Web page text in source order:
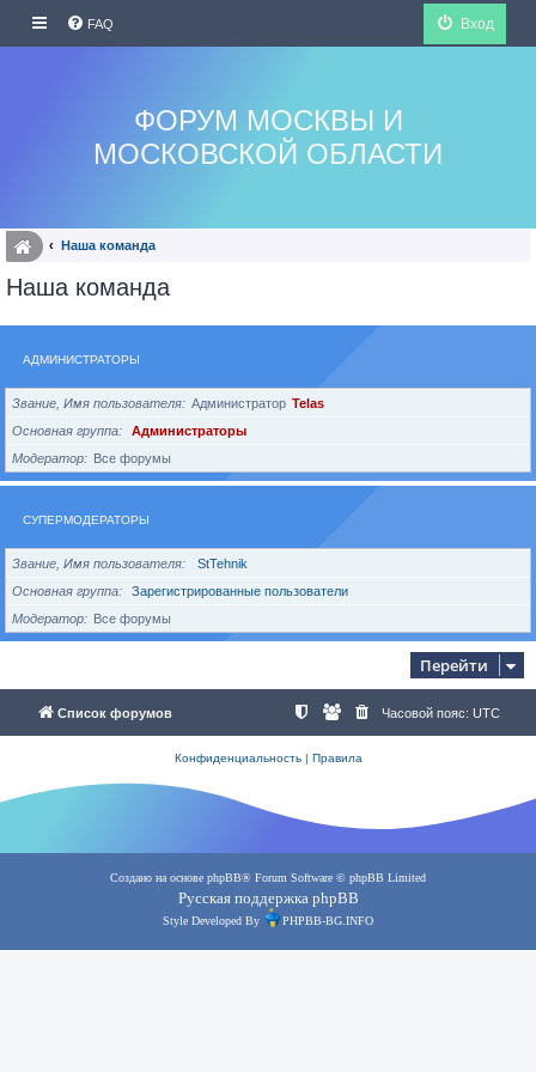
FAQ Вход
ФОРУМ МОСКВЫ И
МОСКОВСКОЙ ОБЛАСТИ
Наша команда
Наша команда
АДМИНИСТРАТОРЫ
Звание, Имя пользователя Администратор Telas
Основная группа
Администраторы
Модератор
Все форумы
СУПЕРМОДЕРАТОРЫ
Звание, Имя пользователя
StTehnik
Основная группа
Зарегистрированные пользователи
Модератор
Все форумы
Перейти
Список форумов Часовой пояс: UTC
Конфиденциальность| Правила
Создано на основе phpBB® Forum Software © phpBB Limited
Русская поддержка phpBB
Style Developed By PHPBB-BG.INFO